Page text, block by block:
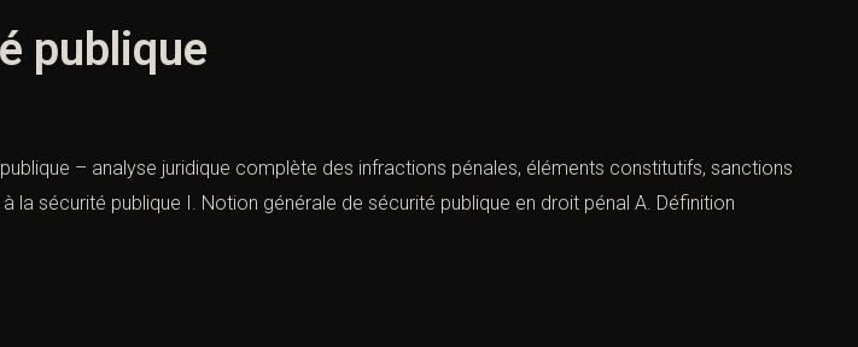
publique
– analyse juridique complète des infractions pénales, éléments constitutifs, sanctions
la sécurité publique I. Notion générale de sécurité publique en droit pénal A. Définition